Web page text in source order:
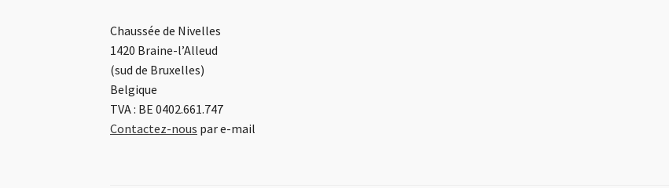
Chaussée de Nivelles
1420 Braine-l’Alleud
(sud de Bruxelles)
Belgique
TVA : BE 0402.661.747
Contactez-nous par e-mail